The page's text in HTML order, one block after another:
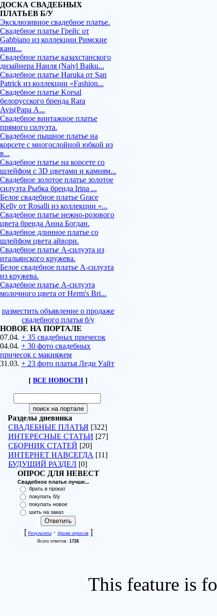
ДОСКА СВАДЕБНЫХ
ПЛАТЬЕВ Б/У
Эксклюзивное свадебное платье.
Свадебное платье Грейс от
Gabbiano из коллекции Римские
кани...
Свадебное платье казахстанского
дизайнера Наиля (Naiyl Baiku...
Свадебное платье Haruka от San
Patrick из коллекции «Fashion...
Свадебное платье Korsal
белорусского бренда Rara
Avis(Рара А...
Свадебное винтажное платье
прямого силуэта.
Свадебное пышное платье на
корсете с многослойной юбкой из
в...
Свадебное платье на корсете со
шлейфом с 3D цветами и камням...
Свадебное золотое платье золотое
силуэта Рыбка бренда Irina ...
Белое свадебное платье Grace
Kelly от Rosalli из коллекции «...
Свадебное платье нежно-розового
цвета бренда Анна Богдан.
Свадебное длинное платье со
шлейфом цвета айвори.
Свадебное платье А-силуэта из
итальянского кружева.
Белое свадебное платье А-силуэта
из кружева.
Свадебное платье А-силуэта
молочного цвета от Herm's Bri...
разместить объявление о продаже
свадебного платья б/у
НОВОЕ НА ПОРТАЛЕ
07.04. + 35 свадебных причесок
04.04. + 30 фото свадебных
причесок с макияжем
31.03. + 23 фото платья Леди Уайт
[ ВСЕ НОВОСТИ ]
Разделы дневника
СВАДЕБНЫЕ ПЛАТЬЯ [322]
ИНТЕРЕСНЫЕ СТАТЬИ [27]
СБОРНИК СТАТЕЙ [20]
ИНТЕРНЕТ НАВСЕГДА [11]
БУДУЩИЙ РАЗДЕЛ [0]
ОПРОС ДЛЯ НЕВЕСТ
Свадебное платье лучше...
брать в прокат
покупать б/у
покупать новое
шить на заказ
[ Результаты· Архив опросов]
Всего ответов: 1726
This feature is